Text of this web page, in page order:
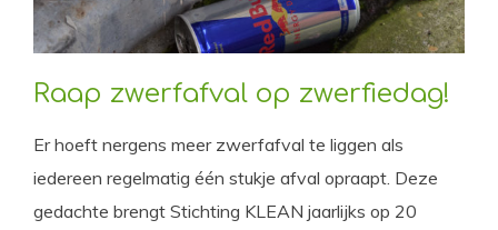
Raap zwerfafval op zwerfiedag!
Er hoeft nergens meer zwerfafval te liggen als
iedereen regelmatig één stukje afval opraapt. Deze
gedachte brengt Stichting KLEAN jaarlijks op 20